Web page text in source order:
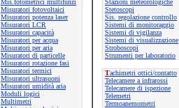
Mis.fotometrici multifunzi
Misuratori fotovoltaici
Misuratori potenza laser
Misuratori LCR
Misuratori capacità
Misuratori per acqua
Misuratori per aria
Misuratori di particelle
Misuratori rotazione fasi
Misuratori termici
Misuratori ultrasuoni
Misuratori umidità aria
Moduli logici
Multimetri
Stazioni meteorologiche
Stetoscopi
Sis. regolazione controllo
Sistemi di monitoraggio
Sistemi di vigilanza
Sistemi di visualizzazione
Stroboscopi
Strumenti per laboratorio
Tachimetri ottici/contatto
Telecamere a infrarossi
Telecamere di ispezione
Telemetri
Termoanemometri